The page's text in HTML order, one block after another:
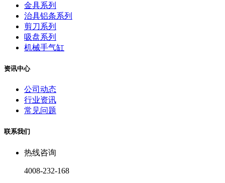
金具系列
治具铝条系列
剪刀系列
吸盘系列
机械手气缸
资讯中心
公司动态
行业资讯
常见问题
联系我们
热线咨询
4008-232-168